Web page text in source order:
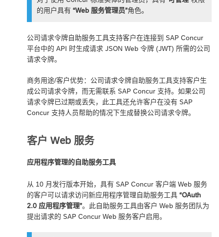
的用户具有“Web 服务管理员”角色。
公司请求令牌自助服务工具支持客户在连接到 SAP Concur
平台中的 API 时生成请求 JSON Web 令牌 (JWT) 所需的公司
请求令牌。
商务用途/客户优势：公司请求令牌自助服务工具支持客户生
成公司请求令牌，而无需联系 SAP Concur 支持。如果公司
请求令牌已过期或丢失，此工具还允许客户在没有 SAP
Concur 支持人员帮助的情况下生成替换公司请求令牌。
客户 Web 服务
应用程序管理的自助服务工具
从 10 月发行版本开始，具有 SAP Concur 客户端 Web 服务
的客户可以请求访问新应用程序管理自助服务工具 “OAuth
2.0 应用程序管理”。此自助服务工具由客户 Web 服务团队为
提出请求的 SAP Concur Web 服务客户启用。